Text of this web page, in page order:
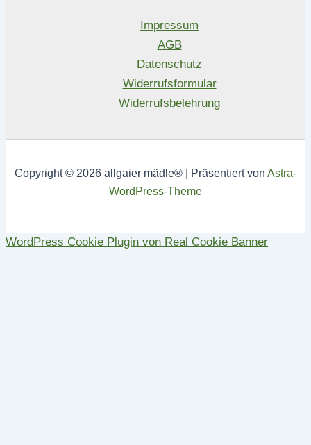
Impressum
AGB
Datenschutz
Widerrufsformular
Widerrufsbelehrung
Copyright © 2026 allgaier mädle® | Präsentiert von Astra-
WordPress-Theme
WordPress Cookie Plugin von Real Cookie Banner